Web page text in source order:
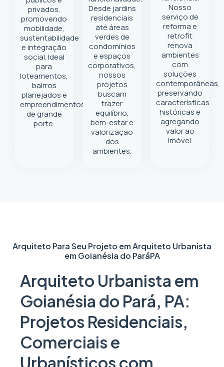
privados,
promovendo
mobilidade,
sustentabilidade
e integração
social. Ideal
para
loteamentos,
bairros
planejados e
empreendimentos
de grande
porte.
Desde jardins
residenciais
até áreas
verdes de
condomínios
e espaços
corporativos,
nossos
projetos
buscam
trazer
equilíbrio,
bem-estar e
valorização
dos
ambientes.
Nosso
serviço de
reforma e
retrofit
renova
ambientes
com
soluções
contemporâneas,
preservando
características
históricas e
agregando
valor ao
imóvel.
Arquiteto Para Seu Projeto emArquiteto Urbanista
em Goianésia do ParáPA
Arquiteto Urbanista em
Goianésia do Pará, PA:
Projetos Residenciais,
Comerciais e
Urbanísticos com